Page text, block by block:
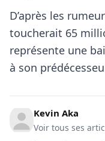
D’après les
toucherait 65
représente une
à son
Kevin Aka
Voir tous ses